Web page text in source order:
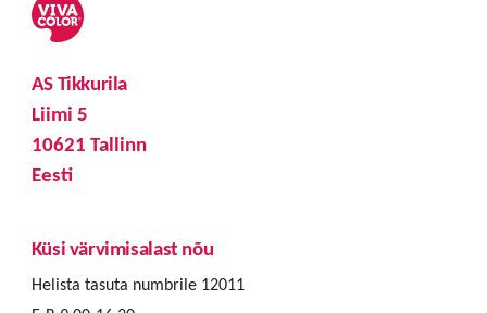
AS Tikkurila
Liimi 5
10621 Tallinn
Eesti
Küsi värvimisalast nõu
Helista tasuta numbrile 12011